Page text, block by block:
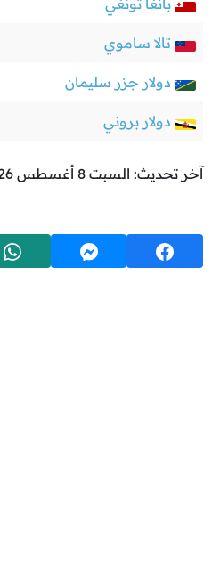
بانغا تونغي
تالا ساموي
دولار جزر سليمان
دولار بروني
آخر تحديث: السبت 8 أغسطس 2026